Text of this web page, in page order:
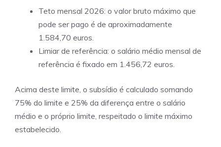
Teto mensal 2026: o valor bruto máximo que
pode ser pago é de aproximadamente
1.584,70 euros.
Limiar de referência: o salário médio mensal de
referência é fixado em 1.456,72 euros.
Acima deste limite, o subsídio é calculado somando
75% do limite e 25% da diferença entre o salário
médio e o próprio limite, respeitado o limite máximo
estabelecido.